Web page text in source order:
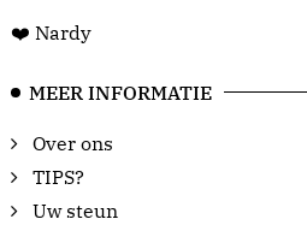
❤️ Nardy
MEER INFORMATIE
Over ons
TIPS?
Uw steun